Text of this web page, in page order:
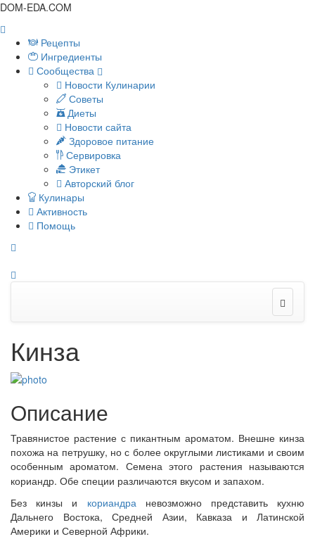
DOM-EDA.COM
Рецепты
Ингредиенты
Сообщества
Новости Кулинарии
Советы
Диеты
Новости сайта
Здоровое питание
Сервировка
Этикет
Авторский блог
Кулинары
Активность
Помощь
Кинза
Описание
Травянистое растение с пикантным ароматом. Внешне кинза
похожа на петрушку, но с более округлыми листиками и своим
особенным ароматом. Семена этого растения называются
кориандр. Обе специи различаются вкусом и запахом.
Без кинзы и кориандраневозможно представить кухню
Дальнего Востока, Средней Азии, Кавказа и Латинской
Америки и Северной Африки.